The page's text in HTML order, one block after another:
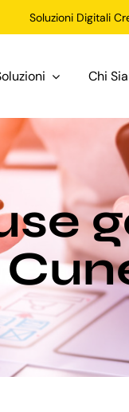
Soluzioni Digitali
Chi